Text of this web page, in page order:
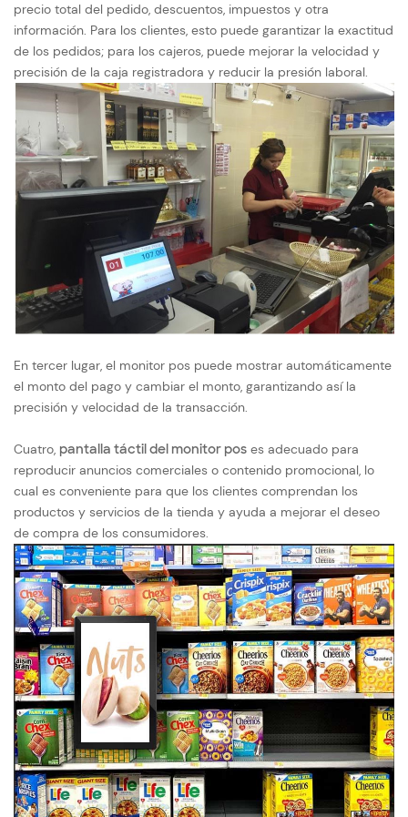
precio total del pedido, descuentos, impuestos y otra
información. Para los clientes, esto puede garantizar la exactitud
de los pedidos; para los cajeros, puede mejorar la velocidad y
precisión de la caja registradora y reducir la presión laboral.
En tercer lugar, el monitor pos puede mostrar automáticamente
el monto del pago y cambiar el monto, garantizando así la
precisión y velocidad de la transacción.
Cuatro, pantalla táctil del monitor pos es adecuado para
reproducir anuncios comerciales o contenido promocional, lo
cual es conveniente para que los clientes comprendan los
productos y servicios de la tienda y ayuda a mejorar el deseo
de compra de los consumidores.